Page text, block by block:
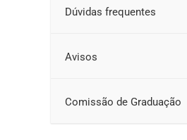
Dúvidas frequentes
Avisos
Comissão de Graduação